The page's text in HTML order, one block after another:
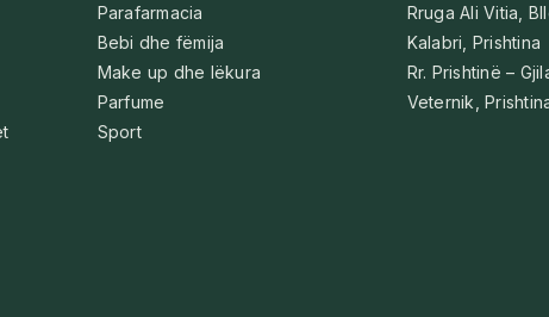
Parafarmacia
Bebi dhe fëmija
Make up dhe lëkura
Parfume
Sport
Rruga Ali Vitia,
Kalabri, Prishtina
Rr. Prishtinë –
Veternik,